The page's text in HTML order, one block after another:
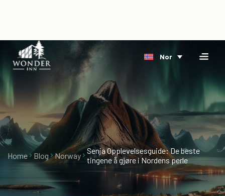
Home
Overnatting
Riverside
Delta
Bestill
direkte
Hendelse
Om
oss
Ledige
Nor
Home Blog Norway
Senja Opplevelsesguide: De beste
tingene å gjøre i Nordens perle